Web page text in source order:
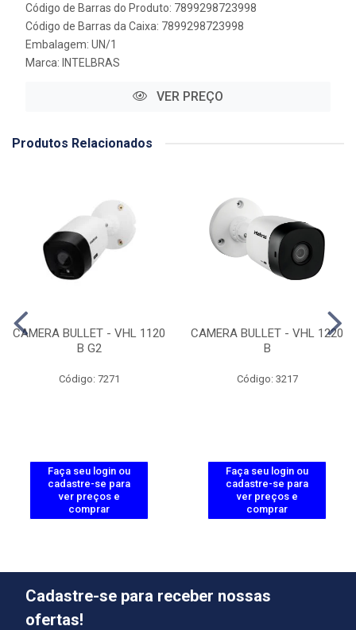
Código de Barras do Produto: 7899298723998
Código de Barras da Caixa: 7899298723998
Embalagem: UN/1
Marca: INTELBRAS
VER PREÇO
Produtos Relacionados
CAMERA BULLET - VHL 1120
B G2
Código: 7271
Faça seu login ou
cadastre-se para
ver preços e
comprar
CAMERA BULLET - VHL 1220
B
Código: 3217
Faça seu login ou
cadastre-se para
ver preços e
comprar
Cadastre-se para receber nossas
ofertas!